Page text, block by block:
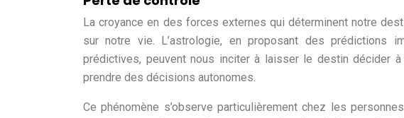
La croyance en des forces externes qui déterminent notre
sur notre vie. L’astrologie, en proposant des prédictions
prédictives, peuvent nous inciter à laisser le destin décider
prendre des décisions autonomes.
Ce phénomène s’observe particulièrement chez les